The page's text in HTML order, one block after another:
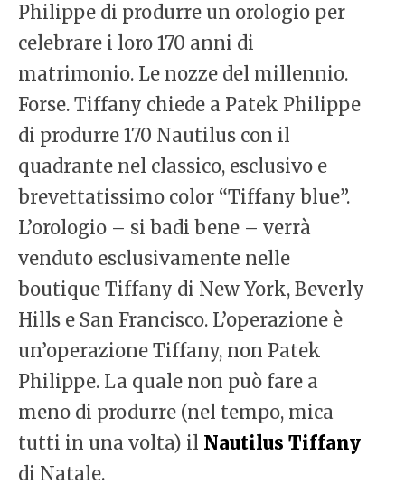
Philippe di produrre un orologio per
celebrare i loro 170 anni di
matrimonio. Le nozze del millennio.
Forse. Tiffany chiede a Patek Philippe
di produrre 170 Nautilus con il
quadrante nel classico, esclusivo e
brevettatissimo color “Tiffany blue”.
L’orologio – si badi bene – verrà
venduto esclusivamente nelle
boutique Tiffany di New York, Beverly
Hills e San Francisco. L’operazione è
un’operazione Tiffany, non Patek
Philippe. La quale non può fare a
meno di produrre (nel tempo, mica
tutti in una volta) il Nautilus Tiffany
di Natale.